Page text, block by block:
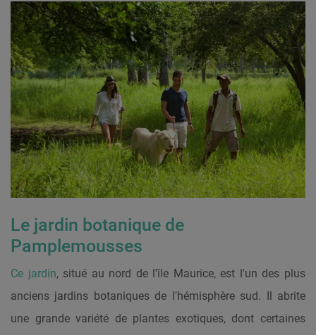
Le jardin botanique de
Pamplemousses
Ce jardin, situé au nord de l'île Maurice, est l'un des plus
anciens jardins botaniques de l'hémisphère sud. Il abrite
une grande variété de plantes exotiques, dont certaines